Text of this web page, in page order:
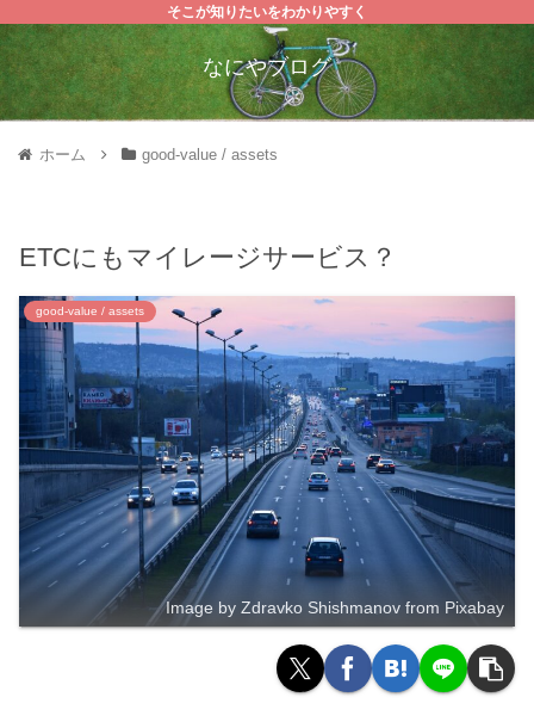
そこが知りたいをわかりやすく
なにやブログ
ホーム good-value / assets
ETCにもマイレージサービス？
good-value / assets
Image by Zdravko Shishmanov from Pixabay